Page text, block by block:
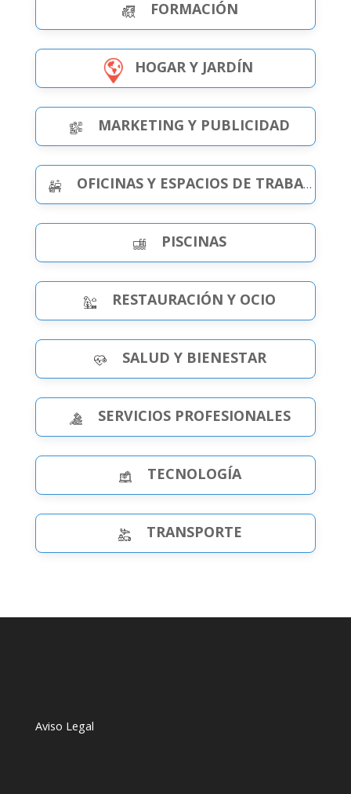
FORMACIÓN
HOGAR Y JARDÍN
MARKETING Y PUBLICIDAD
OFICINAS Y ESPACIOS DE TRABAJO
PISCINAS
RESTAURACIÓN Y OCIO
SALUD Y BIENESTAR
SERVICIOS PROFESIONALES
TECNOLOGÍA
TRANSPORTE
Aviso Legal